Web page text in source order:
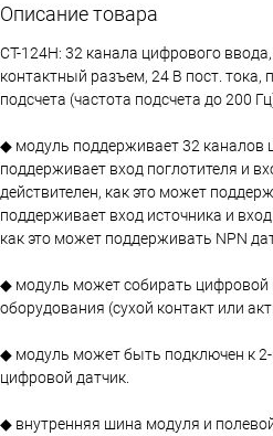
Описание товара
CT-124H: 32 канала цифрового
контактный разъем, 24 В пост. тока,
подсчета (частота подсчета до 200
◆ модуль поддерживает 32 каналов
поддерживает вход поглотителя и
действителен, как это может
поддерживает вход источника и
как это может поддерживать NPN
◆ модуль может собирать цифровой
оборудования (сухой контакт или
◆ модуль может быть подключен к
цифровой датчик.
◆ внутренняя шина модуля и